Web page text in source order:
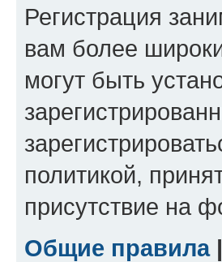
Регистрация
вам более
могут быть
политикой,
присутствие на
Общие правила|